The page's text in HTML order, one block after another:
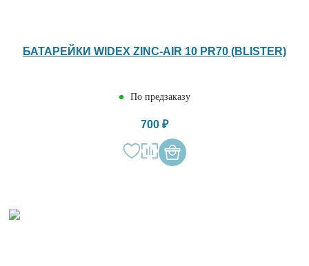
БАТАРЕЙКИ WIDEX ZINC-AIR 10 PR70 (BLISTER)
По предзаказу
700 ₽